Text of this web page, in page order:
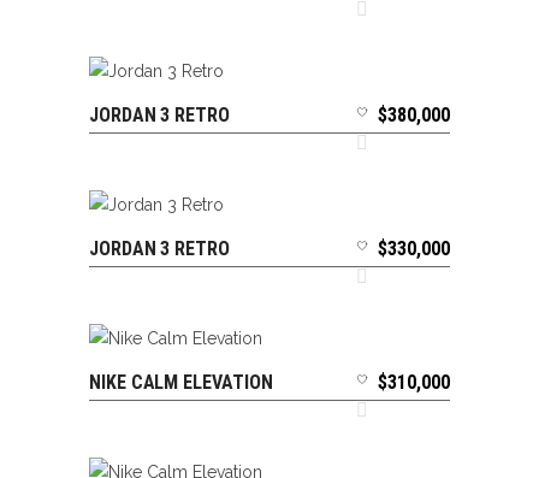
SELECCIONAR OPCIONES
JORDAN 3 RETRO $380,000
SELECCIONAR OPCIONES
JORDAN 3 RETRO $330,000
SELECCIONAR OPCIONES
NIKE CALM ELEVATION $310,000